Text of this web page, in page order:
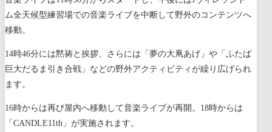
ム全天候型練習場での音楽ライブを中断して野外のコンテンツへ
移動。
14時46分には黙祷と挨拶、さらには「夢の大凧あげ」や「ふたば
巨大だるま引き合戦」などの野外アクティビティが繰り広げられ
ます。
16時からは再び屋内へ移動して音楽ライブが再開。18時からは
「CANDLE11th」が実施されます。